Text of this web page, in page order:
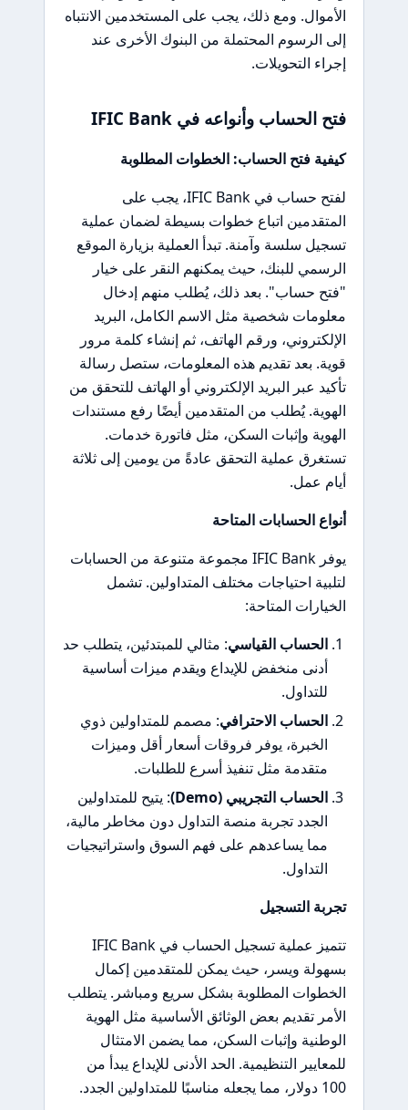
الأموال. ومع ذلك، يجب على المستخدمين الانتباه
إلى الرسوم المحتملة من البنوك الأخرى عند
إجراء التحويلات.
فتح الحساب وأنواعه في IFIC Bank
كيفية فتح الحساب: الخطوات المطلوبة
لفتح حساب في IFIC Bank، يجب على
المتقدمين اتباع خطوات بسيطة لضمان عملية
تسجيل سلسة وآمنة. تبدأ العملية بزيارة الموقع
الرسمي للبنك، حيث يمكنهم النقر على خيار
"فتح حساب". بعد ذلك، يُطلب منهم إدخال
معلومات شخصية مثل الاسم الكامل، البريد
الإلكتروني، ورقم الهاتف، ثم إنشاء كلمة مرور
قوية. بعد تقديم هذه المعلومات، ستصل رسالة
تأكيد عبر البريد الإلكتروني أو الهاتف للتحقق من
الهوية. يُطلب من المتقدمين أيضًا رفع مستندات
الهوية وإثبات السكن، مثل فاتورة خدمات.
تستغرق عملية التحقق عادةً من يومين إلى ثلاثة
أيام عمل.
أنواع الحسابات المتاحة
يوفر IFIC Bank مجموعة متنوعة من الحسابات
لتلبية احتياجات مختلف المتداولين. تشمل
الخيارات المتاحة:
الحساب القياسي: مثالي للمبتدئين، يتطلب حد
أدنى منخفض للإيداع ويقدم ميزات أساسية
للتداول.
الحساب الاحترافي: مصمم للمتداولين ذوي
الخبرة، يوفر فروقات أسعار أقل وميزات
متقدمة مثل تنفيذ أسرع للطلبات.
الحساب التجريبي (Demo)
: يتيح للمتداولين
الجدد تجربة منصة التداول دون مخاطر مالية،
مما يساعدهم على فهم السوق واستراتيجيات
التداول.
تجربة التسجيل
تتميز عملية تسجيل الحساب في IFIC Bank
بسهولة ويسر، حيث يمكن للمتقدمين إكمال
الخطوات المطلوبة بشكل سريع ومباشر. يتطلب
الأمر تقديم بعض الوثائق الأساسية مثل الهوية
الوطنية وإثبات السكن، مما يضمن الامتثال
للمعايير التنظيمية. الحد الأدنى للإيداع يبدأ من
100 دولار، مما يجعله مناسبًا للمتداولين الجدد.